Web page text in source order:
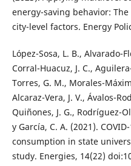
energy-saving behavior:
city-level factors. Energy
López-Sosa, L. B., Alvarado-
Corral-Huacuz, J. C.,
Torres, G. M., Morales-
Alcaraz-Vera, J. V., Ávalos-
Quiñones, J. G., Rodríguez-
y García, C. A. (2021).
consumption in state
study. Energies, 14(22)